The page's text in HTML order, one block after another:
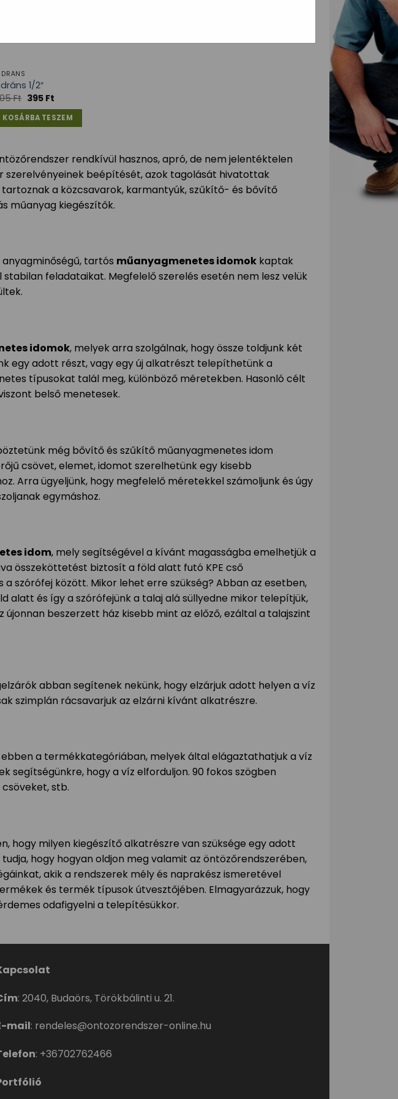
1/2″
Ft 395 Ft
KOSÁRBA TESZEM
rendkívül hasznos, apró, de nem jelentéktelen
szerelvényeinek beépítését, azok tagolását hivatottak
a közcsavarok, karmantyúk, szűkítő- és bővítő
műanyag kiegészítők.
tartós műanyagmenetes idomokkaptak
feladataikat. Megfelelő szerelés esetén nem lesz velük
idomok, melyek arra szolgálnak, hogy össze toldjunk két
egy adott részt, vagy egy új alkatrészt telepíthetünk a
típusokat talál meg, különböző méretekben. Hasonló célt
belső menetesek.
még bővítő és szűkítő műanyagmenetes idom
csövet, elemet, idomot szerelhetünk egy kisebb
Arra ügyeljünk, hogy megfelelő méretekkel számoljunk és úgy
egymáshoz.
idom, mely segítségével a kívánt magasságba emelhetjük a
összeköttetést biztosít a föld alatt futó KPE cső
szórófej között. Mikor lehet erre szükség? Abban az esetben,
alatt és így a szórófejünk a talaj alá süllyedne mikor telepítjük,
újonnan beszerzett ház kisebb mint az előző, ezáltal a talajszint
abban segítenek nekünk, hogy elzárjuk adott helyen a víz
szimplán rácsavarjuk az elzárni kívánt alkatrészre.
a termékkategóriában, melyek által elágaztathatjuk a víz
segítségünkre, hogy a víz elforduljon. 90 fokos szögben
stb.
hogy milyen kiegészítő alkatrészre van szüksége egy adott
hogy hogyan oldjon meg valamit az öntözőrendszerében,
akik a rendszerek mély és naprakész ismeretével
és termék típusok útvesztőjében. Elmagyarázzuk, hogy
odafigyelni a telepítésükkor.
: 2040, Budaörs, Törökbálinti u. 21.
mail: rendeles@ontozorendszer-online.hu
: +36702762466